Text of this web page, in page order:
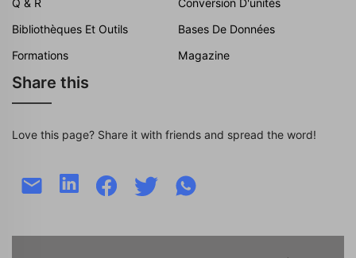
Q & R
Conversion D'unités
Bibliothèques Et Outils
Bases De Données
Formations
Magazine
Share this
Love this page? Share it with friends and spread the word!